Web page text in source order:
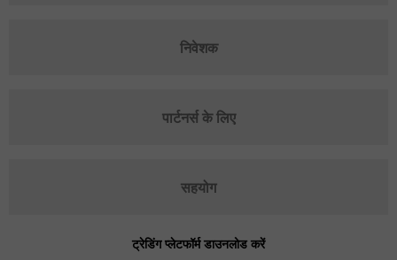
निवेशक
पार्टनर्स के लिए
सहयोग
ट्रेडिंग प्लेटफॉर्म डाउनलोड करें